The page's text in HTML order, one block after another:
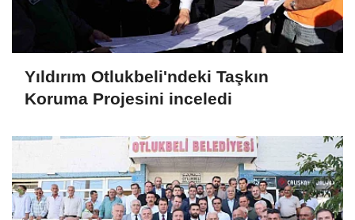
Yıldırım Otlukbeli'ndeki Taşkın
Koruma Projesini inceledi